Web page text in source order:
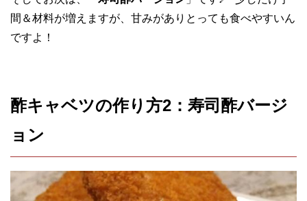
間＆材料が増えますが、甘みがありとっても食べやすいん
ですよ！
酢キャベツの作り方2：寿司酢バージ
ョン